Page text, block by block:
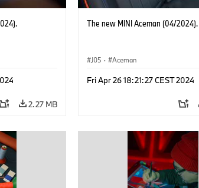
2.27 MB
The new MINI Aceman (04/2024).
J05 · Aceman
Fri Apr 26 18:21:27 CEST 2024